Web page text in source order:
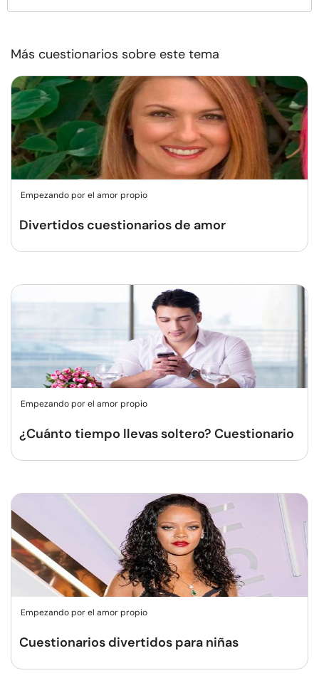
Más cuestionarios sobre este tema
Empezando por el amor propio
Divertidos cuestionarios de amor
Empezando por el amor propio
¿Cuánto tiempo llevas soltero? Cuestionario
Empezando por el amor propio
Cuestionarios divertidos para niñas